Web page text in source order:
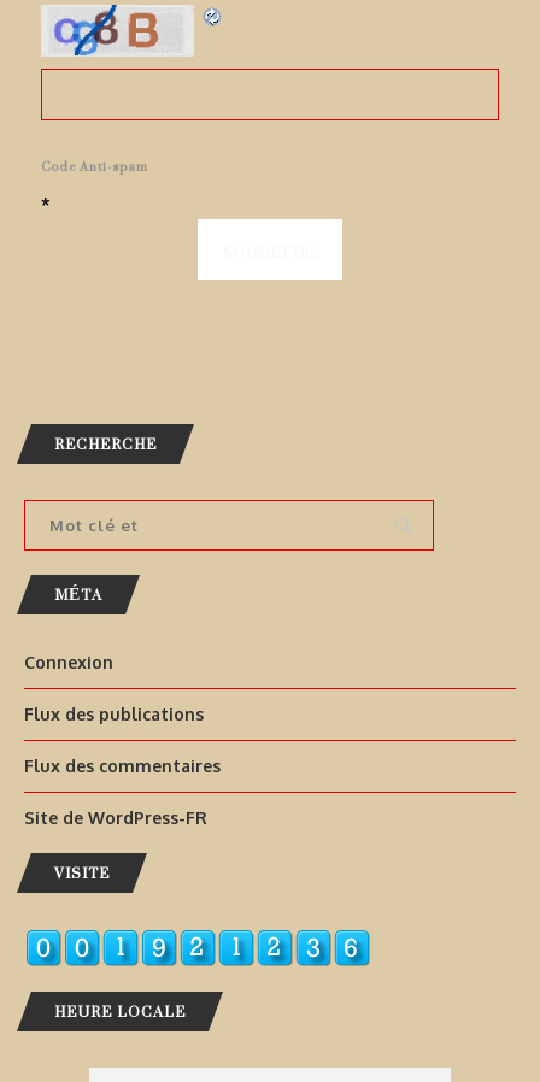
Code Anti-spam
*
RECHERCHE
MÉTA
Connexion
Flux des publications
Flux des commentaires
Site de WordPress-FR
VISITE
HEURE LOCALE